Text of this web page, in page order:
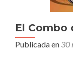
El Combo
Publicada en 30